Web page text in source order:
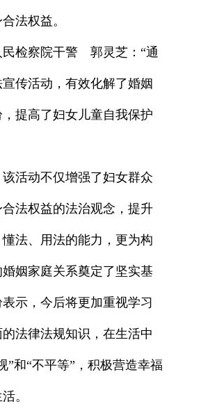
法权益。
民检察院干警 郭灵芝：“通
传活动，有效化解了婚姻
提高了妇女儿童自我保护
活动不仅增强了妇女群众
法权益的法治观念，提升
法、用法的能力，更为构
姻家庭关系奠定了坚实基
示，今后将更加重视学习
法律法规知识，在生活中
”和“不平等”，积极营造幸福
。